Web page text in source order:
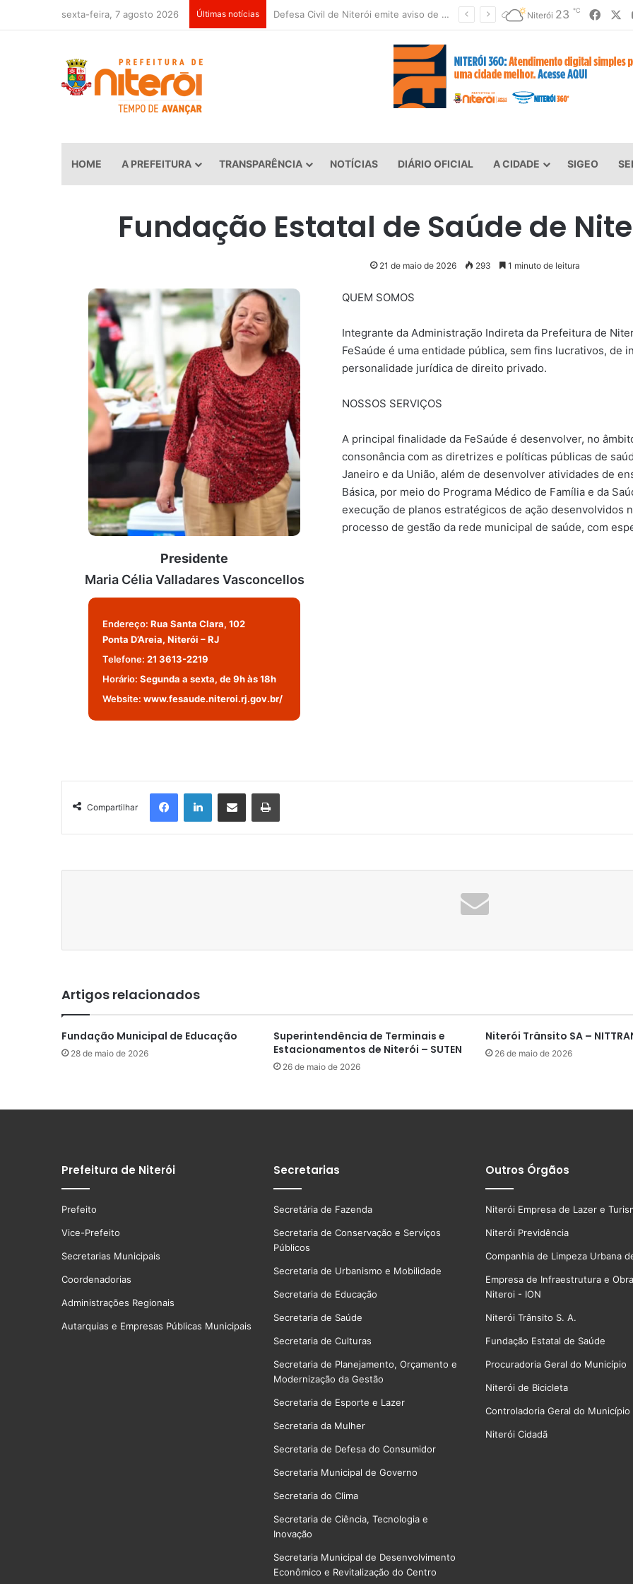
sexta-feira, 7 agosto 2026 Últimas notícias Defesa Civil de Niterói emite aviso de ventos fortes para esta sexta-feira (07) Niterói 23 ℃
HOME A PREFEITURA TRANSPARÊNCIA NOTÍCIAS DIÁRIO OFICIAL A CIDADE SIGEO
Fundação Estatal de Saúde de
21 de maio de 2026 293 1 minuto de leitura
Presidente
Maria Célia Valladares Vasconcellos
Endereço: Rua Santa Clara, 102
Ponta D’Areia, Niterói – RJ
Telefone: 21 3613-2219
Horário: Segunda a sexta, de 9h às 18h
Website: www.fesaude.niteroi.rj.gov.br/
QUEM SOMOS
Integrante da Administração Indireta da Prefeitura de
FeSaúde é uma entidade pública, sem fins lucrativos, de
personalidade jurídica de direito privado.
NOSSOS SERVIÇOS
A principal finalidade da FeSaúde é desenvolver, no
consonância com as diretrizes e políticas públicas de
Janeiro e da União, além de desenvolver atividades de
Básica, por meio do Programa Médico de Família e da
execução de planos estratégicos de ação desenvolvidos
processo de gestão da rede municipal de saúde, com
Compartilhar
FacebookLinkedinCompartilhar via e-mail Imprimir
Artigos relacionados
Fundação Municipal de Educação
28 de maio de 2026
Superintendência de Terminais e
Estacionamentos de Niterói – SUTEN
26 de maio de 2026
Niterói Trânsito SA –
26 de maio de 2026
Prefeitura de Niterói
Prefeito
Vice-Prefeito
Secretarias Municipais
Coordenadorias
Administrações Regionais
Autarquias e Empresas Públicas Municipais
Secretarias
Secretária de Fazenda
Secretaria de Conservação e Serviços
Públicos
Secretaria de Urbanismo e Mobilidade
Secretaria de Educação
Secretaria de Saúde
Secretaria de Culturas
Secretaria de Planejamento, Orçamento e
Modernização da Gestão
Secretaria de Esporte e Lazer
Secretaria da Mulher
Secretaria de Defesa do Consumidor
Secretaria Municipal de Governo
Secretaria do Clima
Secretaria de Ciência, Tecnologia e
Inovação
Secretaria Municipal de Desenvolvimento
Econômico e Revitalização do Centro
Outros Órgãos
Niterói Empresa de Lazer e
Niterói Previdência
Companhia de Limpeza Urbana
Empresa de Infraestrutura e
Niteroi - ION
Niterói Trânsito S. A.
Fundação Estatal de Saúde
Procuradoria Geral do Município
Niterói de Bicicleta
Controladoria Geral do Município
Niterói Cidadã